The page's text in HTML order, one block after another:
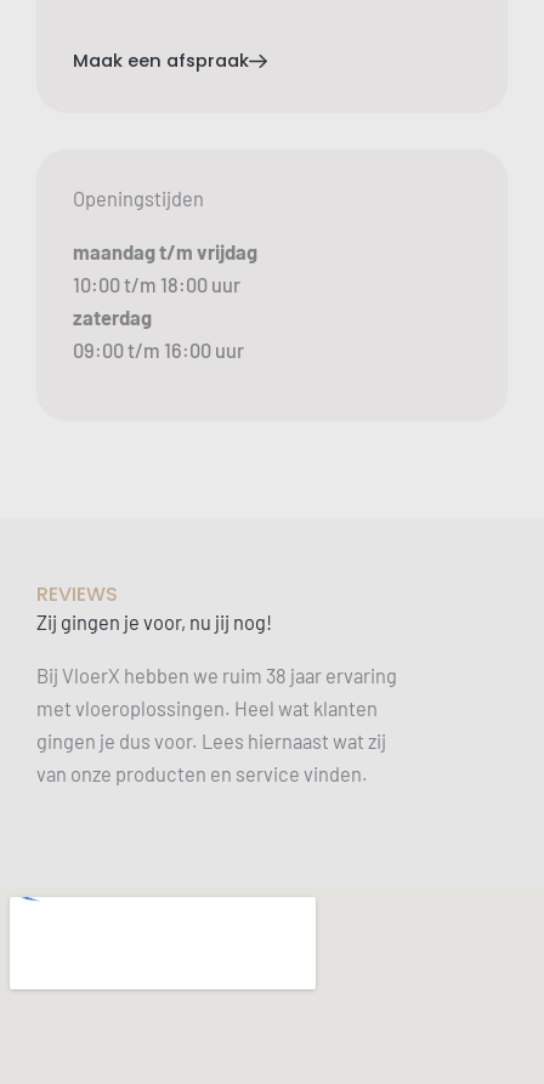
Maak een afspraak
Openingstijden
maandag t/m vrijdag
10:00 t/m 18:00 uur
zaterdag
09:00 t/m 16:00 uur
REVIEWS
Zij gingen je voor, nu jij nog!
Bij VloerX hebben we ruim 38 jaar ervaring
met vloeroplossingen. Heel wat klanten
gingen je dus voor. Lees hiernaast wat zij
van onze producten en service vinden.